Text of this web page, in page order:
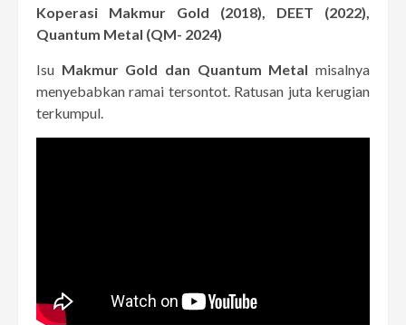
Koperasi Makmur Gold (2018), DEET (2022),
Quantum Metal (QM- 2024)
Isu Makmur Gold dan Quantum Metal misalnya
menyebabkan ramai tersontot. Ratusan juta kerugian
terkumpul.